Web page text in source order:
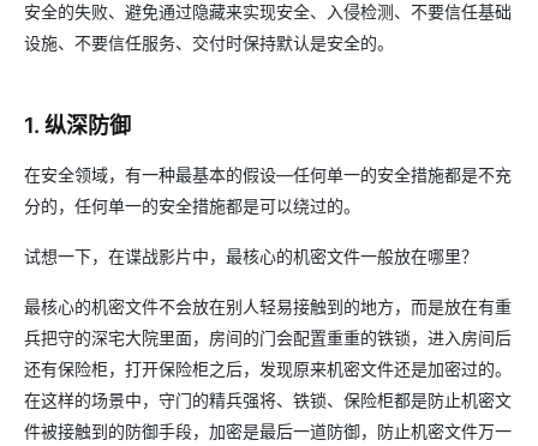
安全的失败、避免通过隐藏来实现安全、入侵检测、不要信任基础
设施、不要信任服务、交付时保持默认是安全的。
1. 纵深防御
在安全领域，有一种最基本的假设—任何单一的安全措施都是不充
分的，任何单一的安全措施都是可以绕过的。
试想一下，在谍战影片中，最核心的机密文件一般放在哪里？
最核心的机密文件不会放在别人轻易接触到的地方，而是放在有重
兵把守的深宅大院里面，房间的门会配置重重的铁锁，进入房间后
还有保险柜，打开保险柜之后，发现原来机密文件还是加密过的。
在这样的场景中，守门的精兵强将、铁锁、保险柜都是防止机密文
件被接触到的防御手段，加密是最后一道防御，防止机密文件万一